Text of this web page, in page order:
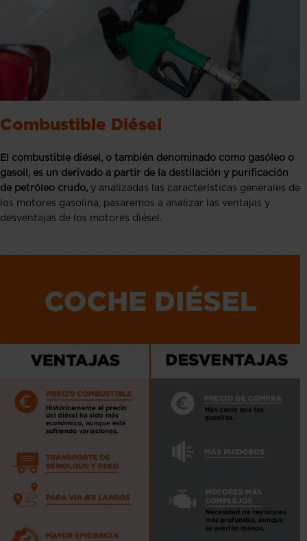
Combustible Diésel
El combustible diésel, o también denominado como gasóleo o
gasoil, es un derivado a partir de la destilación y purificación
de petróleo crudo, y analizadas las características generales de
los motores gasolina, pasaremos a analizar las ventajas y
desventajas de los motores diésel.